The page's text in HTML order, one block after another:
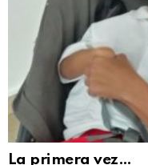
La primera vez…